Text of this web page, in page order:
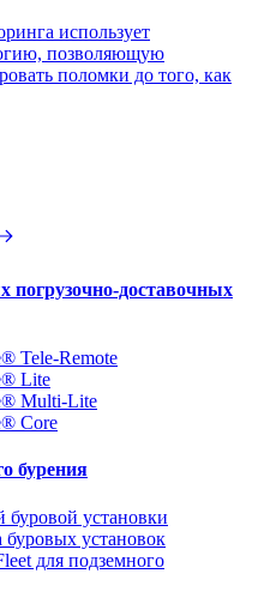
использует
позволяющую
поломки до того, как
погрузочно-доставочных
Tele-Remote
Lite
Multi-Lite
Core
бурения
установки
установок
для подземного